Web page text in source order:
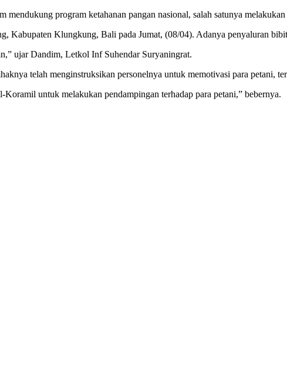
program ketahanan pangan nasional, salah satunya
Kabupaten Klungkung, Bali pada Jumat, (08/04). Adanya penyaluran
ujar Dandim, Letkol Inf Suhendar Suryaningrat.
telah menginstruksikan personelnya untuk memotivasi para petani,
untuk melakukan pendampingan terhadap para petani,” bebernya.